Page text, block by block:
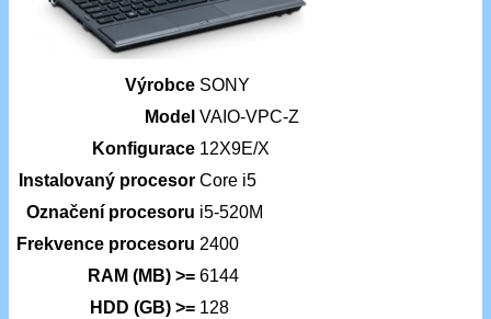
Výrobce SONY
Model VAIO-VPC-Z
Konfigurace 12X9E/X
Instalovaný procesor Core i5
Označení procesoru i5-520M
Frekvence procesoru 2400
RAM (MB) >= 6144
HDD (GB) >= 128